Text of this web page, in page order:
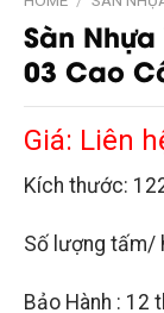
Sàn
03 Cao
Giá: Liên
Kích thước:
Số lượng tấm/
Bảo Hành : 12